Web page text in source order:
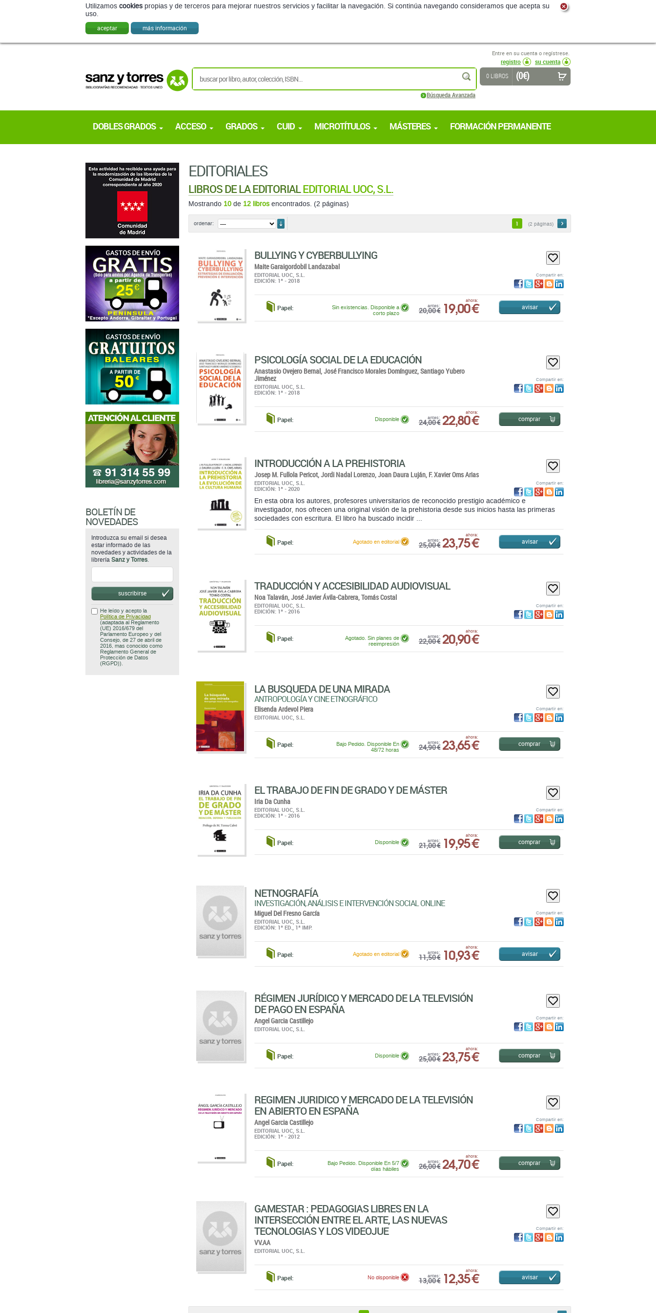
Utilizamos cookies propias y de terceros para mejorar nuestros servicios y facilitar la navegación. Si continúa navegando consideramos que acepta su
uso.
aceptar más información
Entre en su cuenta o regístrese.
registro
su cuenta
buscar
Búsqueda Avanzada
0 LIBROS (0 €)
DOBLES GRADOS ACCESO GRADOS CUID MICROTÍTULOS MÁSTERES FORMACIÓN PERMANENTE
EDITORIALES
LIBROS DE LA EDITORIALEDITORIAL UOC, S.L.
Mostrando 10de 12 librosencontrados. (2 páginas)
ordenar: ordenar 1 (2 páginas)
BULLYING Y CYBERBULLYING
Maite Garaigordobil Landazabal
EDITORIAL UOC, S.L.
EDICIÓN: 1ª - 2018
Compartir en:
Papel: antes:
20,00 €
ahora:
19,00 €
Sin existencias. Disponible a
corto plazo
avisar
PSICOLOGÍA SOCIAL DE LA EDUCACIÓN
Anastasio Ovejero Bernal,José Francisco Morales Domínguez,Santiago Yubero
Jiménez
EDITORIAL UOC, S.L.
EDICIÓN: 1ª - 2018
Compartir en:
Papel: antes:
24,00 €
ahora:
22,80 €
Disponible comprar
INTRODUCCIÓN A LA PREHISTORIA
Josep M. Fullola Pericot,Jordi Nadal Lorenzo,Joan Daura Luján, F. Xavier Oms Arias
EDITORIAL UOC, S.L.
EDICIÓN: 1ª - 2020
Compartir en:
En esta obra los autores, profesores universitarios de reconocido prestigio académico e
investigador, nos ofrecen una original visión de la prehistoria desde sus inicios hasta las primeras
sociedades con escritura. El libro ha buscado incidir ...
Papel: antes:
25,00 €
ahora:
23,75 €
Agotado en editorial avisar
TRADUCCIÓN Y ACCESIBILIDAD AUDIOVISUAL
Noa Talaván,José Javier Ávila-Cabrera,Tomás Costal
EDITORIAL UOC, S.L.
EDICIÓN: 1ª - 2016
Compartir en:
Papel: antes:
22,00 €
ahora:
20,90 €
Agotado. Sin planes de
reeimpresión
LA BUSQUEDA DE UNA MIRADA
ANTROPOLOGÍA Y CINE ETNOGRÁFICO
Elisenda Ardevol Piera
EDITORIAL UOC, S.L.
Compartir en:
Papel: antes:
24,90 €
ahora:
23,65 €
Bajo Pedido. Disponible En
48/72 horas
comprar
EL TRABAJO DE FIN DE GRADO Y DE MÁSTER
Iria Da Cunha
EDITORIAL UOC, S.L.
EDICIÓN: 1ª - 2016
Compartir en:
Papel: antes:
21,00 €
ahora:
19,95 €
Disponible comprar
NETNOGRAFÍA
INVESTIGACIÓN, ANÁLISIS E INTERVENCIÓN SOCIAL ONLINE
Miguel Del Fresno García
EDITORIAL UOC, S.L.
EDICIÓN: 1ª ED., 1ª IMP.
Compartir en:
Papel: antes:
11,50 €
ahora:
10,93 €
Agotado en editorial avisar
RÉGIMEN JURÍDICO Y MERCADO DE LA TELEVISIÓN
DE PAGO EN ESPAÑA
Angel Garcia Castillejo
EDITORIAL UOC, S.L.
Compartir en:
Papel: antes:
25,00 €
ahora:
23,75 €
Disponible comprar
REGIMEN JURIDICO Y MERCADO DE LA TELEVISIÓN
EN ABIERTO EN ESPAÑA
Angel Garcia Castillejo
EDITORIAL UOC, S.L.
EDICIÓN: 1ª - 2012
Compartir en:
Papel: antes:
26,00 €
ahora:
24,70 €
Bajo Pedido. Disponible En 5/7
días hábiles
comprar
GAMESTAR : PEDAGOGIAS LIBRES EN LA
INTERSECCIÓN ENTRE EL ARTE, LAS NUEVAS
TECNOLOGIAS Y LOS VIDEOJUE
VV.AA
EDITORIAL UOC, S.L.
Compartir en:
Papel: antes:
13,00 €
ahora:
12,35 €
No disponible avisar
BOLETÍN DE
NOVEDADES
Introduzca su email si desea
estar informado de las
novedades y actividades de la
librería Sanz y Torres.
suscribirse
He leído y acepto la
Política de Privacidad
(adaptada al Reglamento
(UE) 2016/679 del
Parlamento Europeo y del
Consejo, de 27 de abril de
2016, mas conocido como
Reglamento General de
Protección de Datos
(RGPD)).